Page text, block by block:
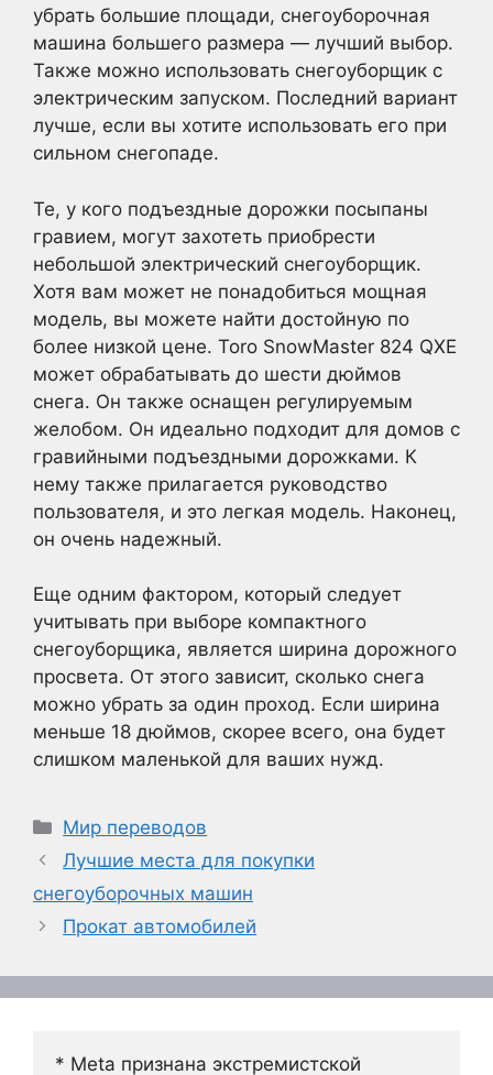
убрать большие площади, снегоуборочная
машина большего размера — лучший выбор.
Также можно использовать снегоуборщик с
электрическим запуском. Последний вариант
лучше, если вы хотите использовать его при
сильном снегопаде.
Те, у кого подъездные дорожки посыпаны
гравием, могут захотеть приобрести
небольшой электрический снегоуборщик.
Хотя вам может не понадобиться мощная
модель, вы можете найти достойную по
более низкой цене. Toro SnowMaster 824 QXE
может обрабатывать до шести дюймов
снега. Он также оснащен регулируемым
желобом. Он идеально подходит для домов с
гравийными подъездными дорожками. К
нему также прилагается руководство
пользователя, и это легкая модель. Наконец,
он очень надежный.
Еще одним фактором, который следует
учитывать при выборе компактного
снегоуборщика, является ширина дорожного
просвета. От этого зависит, сколько снега
можно убрать за один проход. Если ширина
меньше 18 дюймов, скорее всего, она будет
слишком маленькой для ваших нужд.
Рубрики
Мир переводов
Лучшие места для покупки
снегоуборочных машин
Прокат автомобилей
* Meta признана экстремистской